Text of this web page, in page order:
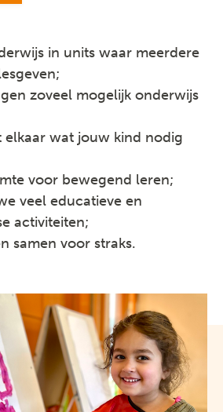
in units waar meerdere
zoveel mogelijk onderwijs
elkaar wat jouw kind nodig
voor bewegend leren;
veel educatieve en
activiteiten;
samen voor straks.